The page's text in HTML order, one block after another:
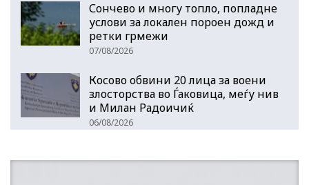
Сончево и многу топло, попладне
услови за локален пороен дожд и
ретки грмежи
07/08/2026
Косово обвини 20 лица за воени
злосторства во Ѓаковица, меѓу нив
и Милан Радоичиќ
06/08/2026